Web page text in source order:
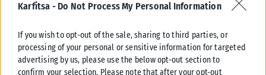
Karfitsa - Do Not Process My Personal Information
If you wish to opt-out of the sale, sharing to third parties, or
processing of your personal or sensitive information for targeted
advertising by us, please use the below opt-out section to
confirm your selection. Please note that after your opt-out